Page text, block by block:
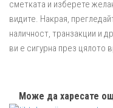
сметката и изберете
видите. Накрая,
наличност, транзакции и
ви е сигурна през цялото
Може да харесате